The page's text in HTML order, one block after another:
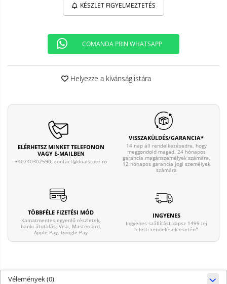
KÉSZLET FIGYELMEZTETÉS
COMANDA PRIN WHATSAPP
Helyezze a kívánságlistára
ELÉRHETSZ MINKET TELEFONON
VAGY E-MAILBEN
+40740302590, contact@dualstore.ro
VISSZAKÜLDÉS/GARANCIA*
14 nap áll rendelkezésedre, hogy
meggondold magad. 24 hónapos
garancia magánszemélyek számára,
12 hónapos garancia jogi személyek
számára
TÖBBFÉLE FIZETÉSI MÓD
Kamatmentes egyenlő részletek,
banki átutalás, Visa, Mastercard,
Apple Pay, Google Pay
INGYENES
Ingyenes szállítást kapsz 1499 lej
feletti rendelések esetén*
Vélemények(0)